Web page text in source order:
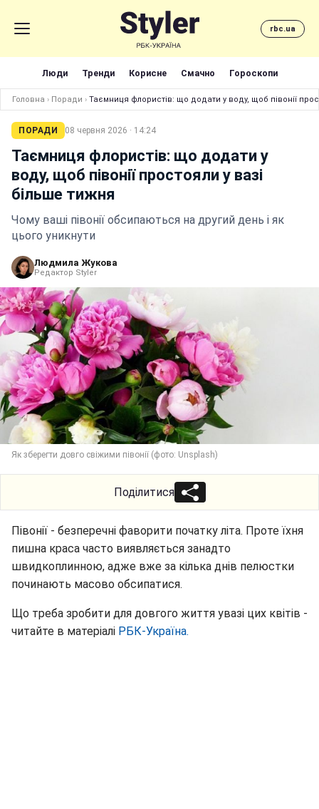
rbc.ua
Люди Тренди Корисне Смачно Гороскопи
Головна › Поради › Таємниця флористів: що додати у воду, щоб півонії
ПОРАДИ 08 червня 2026 · 14:24
Таємниця флористів: що додати у
воду, щоб півонії простояли у вазі
більше тижня
Чому ваші півонії обсипаються на другий день і як
цього уникнути
Людмила Жукова
Редактор Styler
Як зберегти довго свіжими півонії (фото: Unsplash)
Поділитися
Півонії - безперечні фаворити початку літа. Проте їхня
пишна краса часто виявляється занадто
швидкоплинною, адже вже за кілька днів пелюстки
починають масово обсипатися.
Що треба зробити для довгого життя увазі цих квітів -
читайте в матеріалі РБК-Україна.